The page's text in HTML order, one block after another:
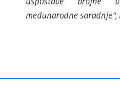
uspostave brojne
međunarodne